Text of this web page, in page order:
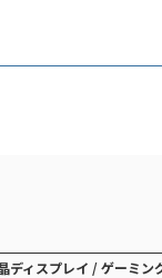
ディスプレイ / ゲーミン